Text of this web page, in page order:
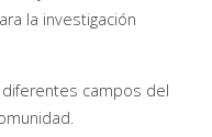
la investigación
campos del